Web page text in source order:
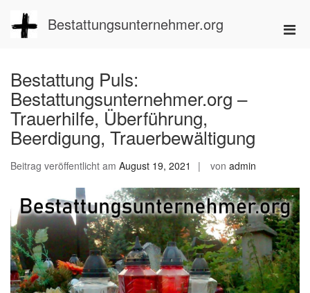
Inhalt
springen
Bestattungsunternehmer.org
Bestattung Puls:
Bestattungsunternehmer.org –
Trauerhilfe, Überführung,
Beerdigung, Trauerbewältigung
Beitrag veröffentlicht am August 19, 2021 von admin